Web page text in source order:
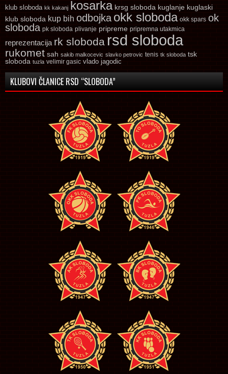
klub sloboda kk kakanj kosarka krsg sloboda kuglanje kuglaski
klub sloboda kup bih odbojka okk sloboda okk spars ok
sloboda pk sloboda plivanje pripreme pripremna utakmica
reprezentacija rk sloboda rsd sloboda
rukomet sah sakib malkocevic slavko petrovic tenis tk sloboda tsk
sloboda tuzla velimir gasic vlado jagodic
KLUBOVI ČLANICE RSD “SLOBODA”